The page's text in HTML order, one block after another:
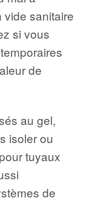
vide sanitaire
si vous
de
au gel,
isoler ou
tuyaux
de